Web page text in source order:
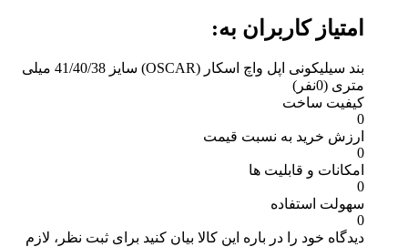
امتیاز کاربران به:
بند سیلیکونی اپل واچ اسکار (OSCAR) سایز 41/40/38 میلی
متری (0نفر)
کیفیت ساخت
0
ارزش خرید به نسبت قیمت
0
امکانات و قابلیت ها
0
سهولت استفاده
0
دیدگاه خود را در باره این کالا بیان کنید برای ثبت نظر، لازم